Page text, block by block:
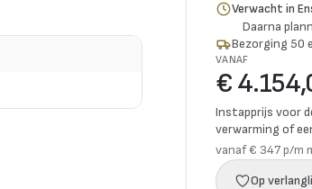
Verwacht in
Daarna
Bezorging 50
VANAF
€
Instapprijs voor
verwarming of
vanaf € 347 p/m
Op